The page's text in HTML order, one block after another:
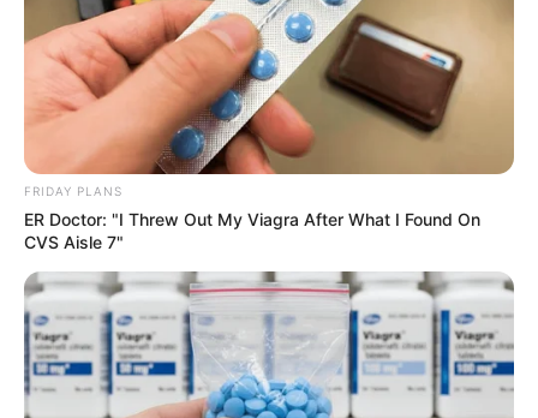
et du jeu simple placé. Suivez toutes ces
statsqui sont réalisées en temps réel. Avec une mise
à jour quotidienne établie après chaque arrivée du
Tiercé Quarté Quinté, dès que les résultats définitifs
sont annoncés et validés officiellement par le PMU.
FRIDAY PLANS
ER Doctor: "I Threw Out My Viagra After What I Found On
CVS Aisle 7"